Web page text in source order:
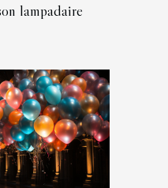
lampadaire